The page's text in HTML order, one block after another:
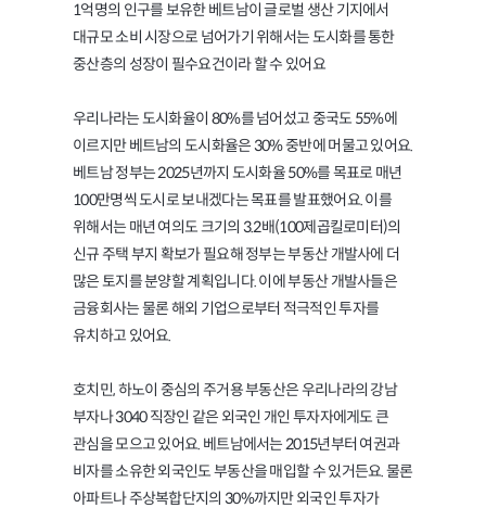
1억명의 인구를 보유한 베트남이 글로벌 생산 기지에서
대규모 소비 시장으로 넘어가기 위해서는 도시화를 통한
중산층의 성장이 필수요건이라 할 수 있어요
우리나라는 도시화율이 80%를 넘어섰고 중국도 55%에
이르지만 베트남의 도시화율은 30% 중반에 머물고 있어요.
베트남 정부는 2025년까지 도시화율 50%를 목표로 매년
100만명씩 도시로 보내겠다는 목표를 발표했어요. 이를
위해서는 매년 여의도 크기의 3.2배(100제곱킬로미터)의
신규 주택 부지 확보가 필요해 정부는 부동산 개발사에 더
많은 토지를 분양할 계획입니다. 이에 부동산 개발사들은
금융회사는 물론 해외 기업으로부터 적극적인 투자를
유치하고 있어요.
호치민, 하노이 중심의 주거용 부동산은 우리나라의 강남
부자나 3040 직장인 같은 외국인 개인 투자자에게도 큰
관심을 모으고 있어요. 베트남에서는 2015년부터 여권과
비자를 소유한 외국인도 부동산을 매입할 수 있거든요. 물론
아파트나 주상복합단지의 30%까지만 외국인 투자가